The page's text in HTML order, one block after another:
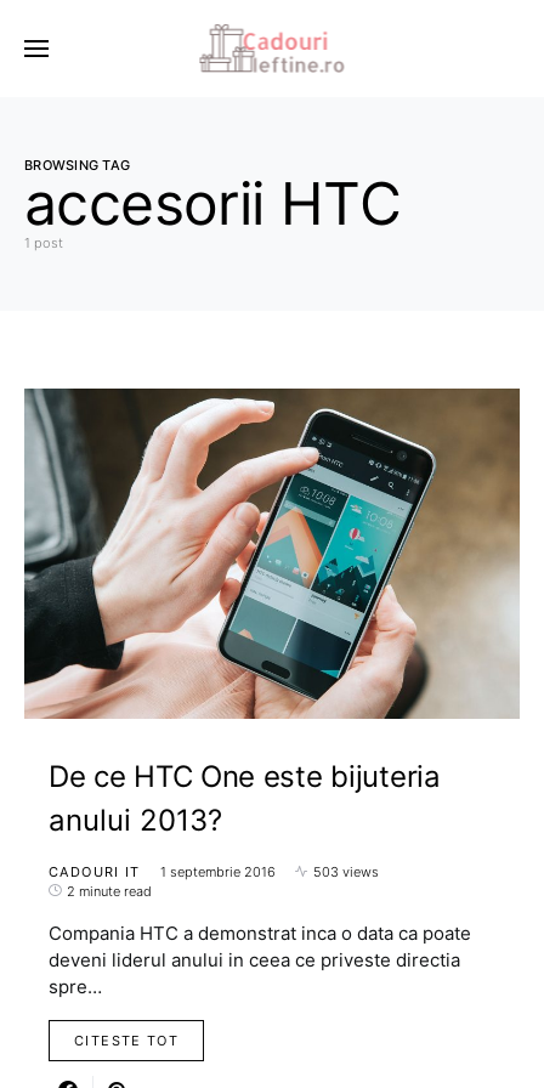
BROWSING TAG
accesorii HTC
1 post
De ce HTC One este bijuteria
anului 2013?
CADOURI IT 1 septembrie 2016
503 views
2 minute read
Compania HTC a demonstrat inca o data ca poate
deveni liderul anului in ceea ce priveste directia
spre…
CITESTE TOT